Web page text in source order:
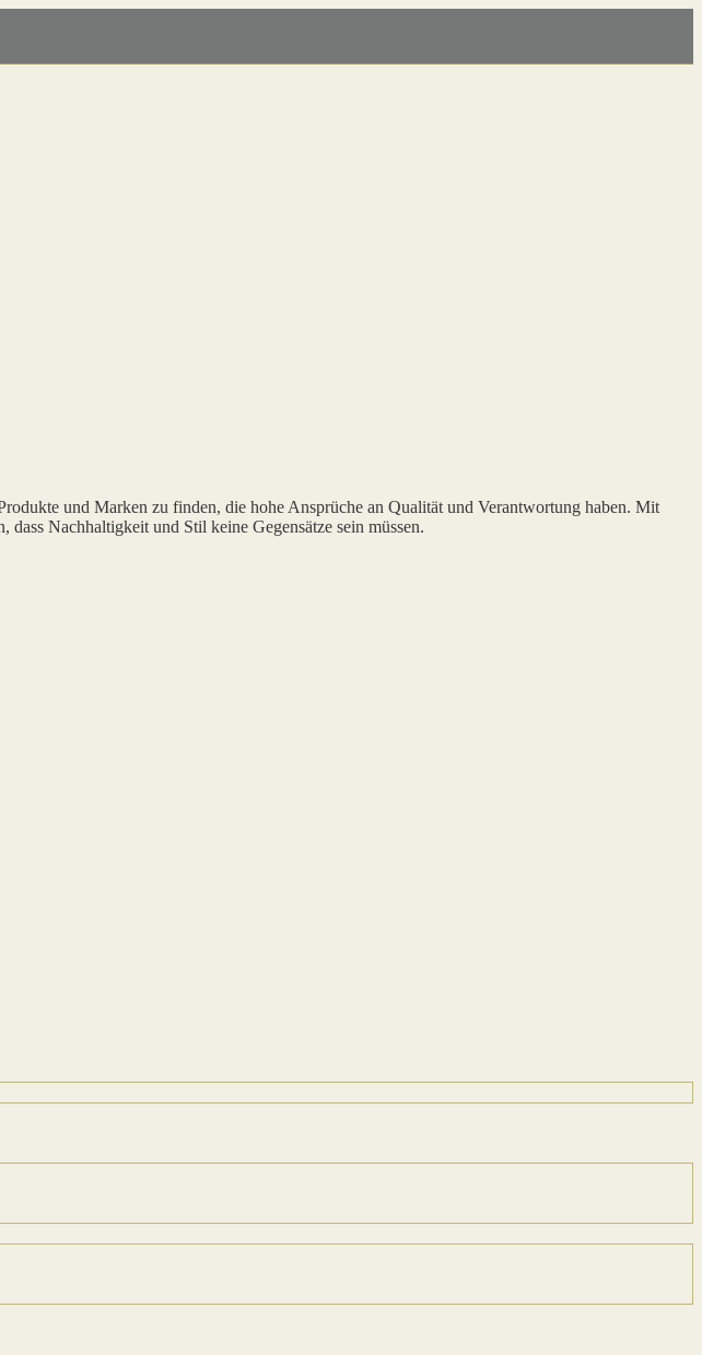
und Marken zu finden, die hohe Ansprüche an Qualität und Verantwortung haben. Mit
Nachhaltigkeit und Stil keine Gegensätze sein müssen.